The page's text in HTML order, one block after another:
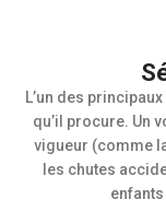
L’un des
qu’il procure. Un
vigueur (comme
les chutes